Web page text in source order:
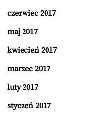
czerwiec 2017
maj 2017
kwiecień 2017
marzec 2017
luty 2017
styczeń 2017